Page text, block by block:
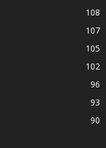
108
107
105
102
96
93
90